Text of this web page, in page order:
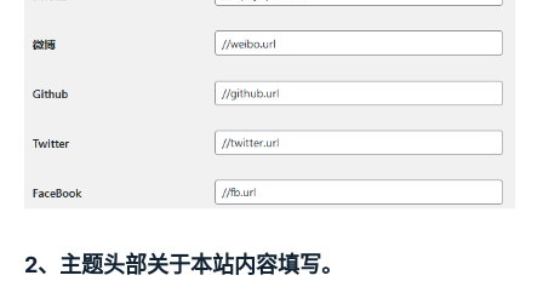
2、主题头部关于本站内容填写。